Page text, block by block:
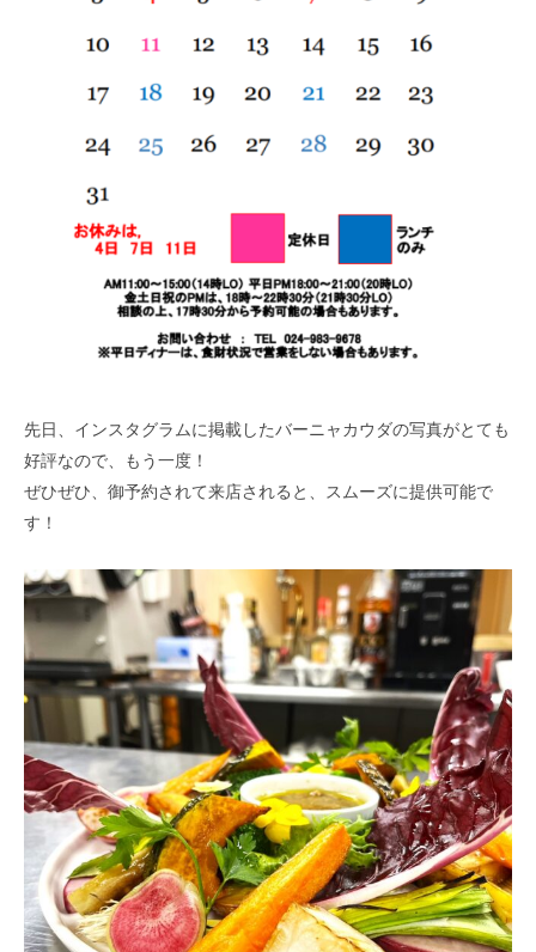
先日、インスタグラムに掲載したバーニャカウダの写真がとても
好評なので、もう一度！
ぜひぜひ、御予約されて来店されると、スムーズに提供可能で
す！